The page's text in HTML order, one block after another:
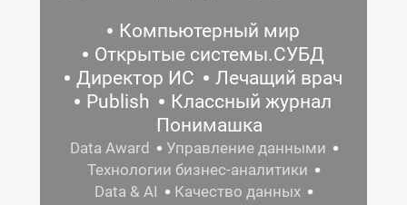
Компьютерный мир
Открытые системы.СУБД
Директор ИС
Лечащий врач
Publish
Классный журнал
Понимашка
Data Award
Управление данными
Технологии бизнес-аналитики
Data & AI
Качество данных